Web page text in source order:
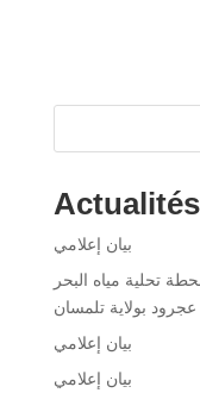
Actualités
بيان إعلامي
تحلية مياه البحر
بولاية تلمسان
بيان إعلامي
بيان إعلامي